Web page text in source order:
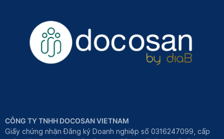
CÔNG TY TNHH DOCOSAN VIETNAM
Giấy chứng nhận Đăng ký Doanh nghiệp số 0316247099, cấp